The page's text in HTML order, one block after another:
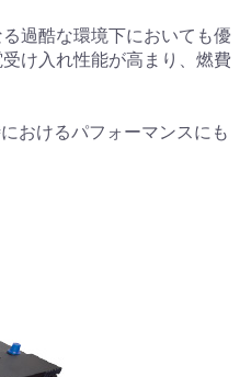
過酷な環境下においても優
け入れ性能が高まり、燃費
おけるパフォーマンスにも